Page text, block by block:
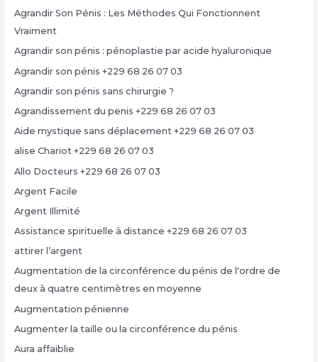
Agrandir Son Pénis : Les Méthodes Qui Fonctionnent
Vraiment
Agrandir son pénis : pénoplastie par acide hyaluronique
Agrandir son pénis +229 68 26 07 03
Agrandir son pénis sans chirurgie ?
Agrandissement du penis +229 68 26 07 03
Aide mystique sans déplacement +229 68 26 07 03
alise Chariot +229 68 26 07 03
Allo Docteurs +229 68 26 07 03
Argent Facile
Argent Illimité
Assistance spirituelle à distance +229 68 26 07 03
attirer l’argent
Augmentation de la circonférence du pénis de l'ordre de
deux à quatre centimètres en moyenne
Augmentation pénienne
Augmenter la taille ou la circonférence du pénis
Aura affaiblie